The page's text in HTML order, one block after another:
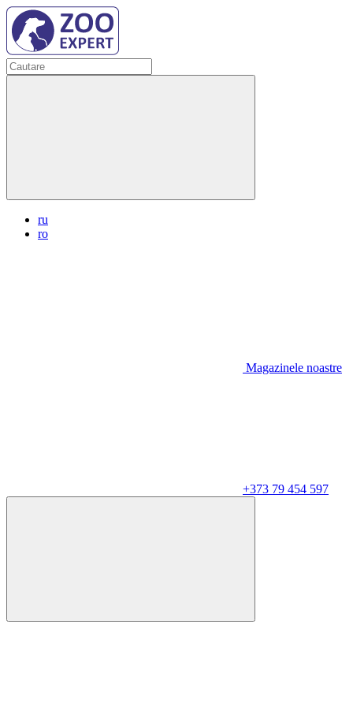
ru
ro
Magazinele noastre
+373 79 454 597